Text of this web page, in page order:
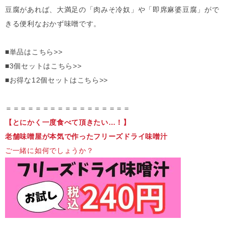
豆腐があれば、大満足の「肉みそ冷奴」や「即席麻婆豆腐」がで
きる便利なおかず味噌です。
■単品はこちら>>
■3個セットはこちら>>
■お得な12個セットはこちら>>
＝＝＝＝＝＝＝＝＝＝＝＝＝＝＝＝＝
【とにかく一度食べて頂きたい…！】
老舗味噌屋が本気で作ったフリーズドライ味噌汁
ご一緒に如何でしょうか？